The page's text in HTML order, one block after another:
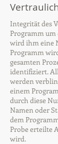
Integrität des
Programm
wird ihm eine
Programm
gesamten
identifiziert.
werden
einem
durch diese
Namen oder
dem
Probe erteilte
wird.